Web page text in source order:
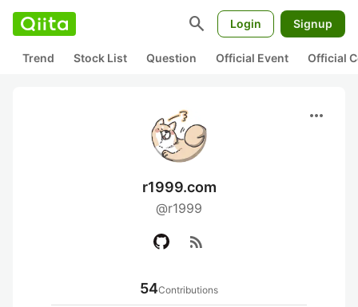
search Login Signup
Trend Stock List Question Official Event Official
more_horiz
r1999.com
@r1999
rss_feed
54Contributions